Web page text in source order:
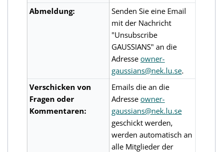
Abmeldung:
Senden Sie eine Email
mit der Nachricht
"Unsubscribe
GAUSSIANS" an die
Adresseowner-
gaussians@nek.lu.se.
Verschicken von
Fragen oder
Kommentaren:
Emails die an die
Adresseowner-
gaussians@nek.lu.se
geschickt werden,
werden automatisch an
alle Mitglieder der